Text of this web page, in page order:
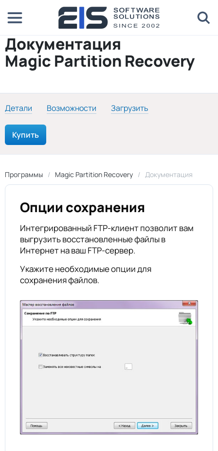
Документация
Magic Partition Recovery
Детали Возможности Загрузить
Купить
Программы Magic Partition Recovery Документация
Опции сохранения
Интегрированный FTP-клиент позволит вам
выгрузить восстановленные файлы в
Интернет на ваш FTP-сервер.
Укажите необходимые опции для
сохранения файлов.